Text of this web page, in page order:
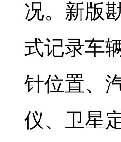
况。新版
式记录车
针位置、
仪、卫星